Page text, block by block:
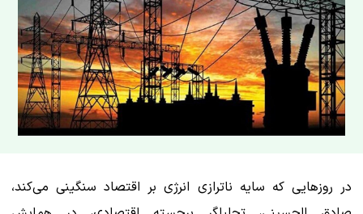
در روزهایی که سایه ناترازی انرژی بر اقتصاد سنگینی می‌کند،